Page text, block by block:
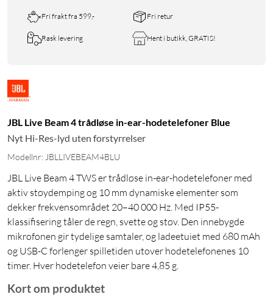
Fri frakt fra 599,- Fri retur
Rask levering Hent i butikk, GRATIS!
JBL Live Beam 4 trådløse in-ear-hodetelefoner Blue
Nyt Hi-Res-lyd uten forstyrrelser
Modellnr: JBLLIVEBEAM4BLU
JBL Live Beam 4 TWS er trådløse in-ear-hodetelefoner med
aktiv støydemping og 10 mm dynamiske elementer som
dekker frekvensområdet 20–40 000 Hz. Med IP55-
klassifisering tåler de regn, svette og støv. Den innebygde
mikrofonen gir tydelige samtaler, og ladeetuiet med 680 mAh
og USB-C forlenger spilletiden utover hodetelefonenes 10
timer. Hver hodetelefon veier bare 4,85 g.
Kort om produktet